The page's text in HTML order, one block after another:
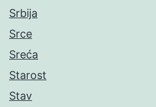
Srbija
Srce
Sreća
Starost
Stav